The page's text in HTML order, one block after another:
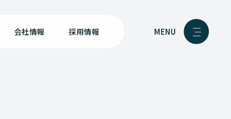
会社情報 採用情報 MENU